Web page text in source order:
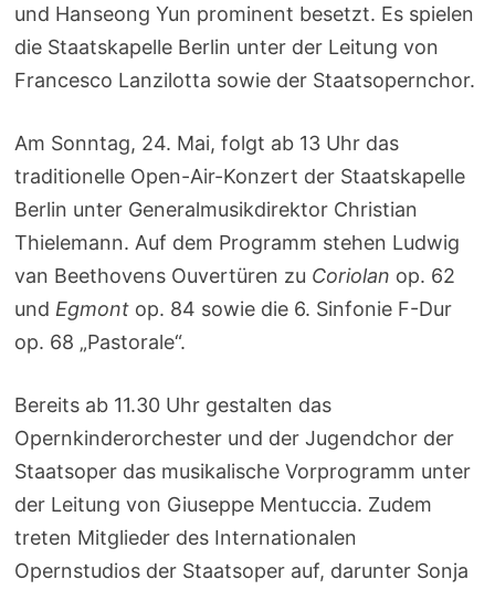
und Hanseong Yun prominent besetzt. Es spielen
die Staatskapelle Berlin unter der Leitung von
Francesco Lanzilotta sowie der Staatsopernchor.
Am Sonntag, 24. Mai, folgt ab 13 Uhr das
traditionelle Open-Air-Konzert der Staatskapelle
Berlin unter Generalmusikdirektor Christian
Thielemann. Auf dem Programm stehen Ludwig
van Beethovens Ouvertüren zu Coriolan op. 62
und Egmontop. 84 sowie die 6. Sinfonie F-Dur
op. 68 „Pastorale“.
Bereits ab 11.30 Uhr gestalten das
Opernkinderorchester und der Jugendchor der
Staatsoper das musikalische Vorprogramm unter
der Leitung von Giuseppe Mentuccia. Zudem
treten Mitglieder des Internationalen
Opernstudios der Staatsoper auf, darunter Sonja